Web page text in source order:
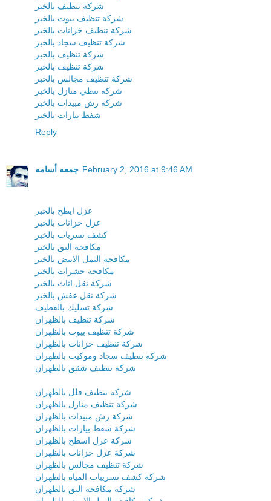
شركة تنظيف بالخبر
شركة تنظيف بيوت بالخبر
شركة تنظيف خزانات بالخبر
شركة تنظيف سجاد بالخبر
شركة تنظيف بالخبر
شركة تنظيف بالخبر
شركة تنظيف مجالس بالخبر
شركة تنظي منازل بالخبر
شركة رش مبيدات بالخبر
شفط بيارات بالخبر
Reply
جمعه أسامه February 2, 2016 at 9:46 AM
عزل ايطح بالخبر
عزل خزانات بالخبر
كشف تسربات بالخبر
مكافحة البق بالخبر
مكافحة النمل الابيض بالخبر
مكافحة حشرات بالخبر
شركة نقل اثاث بالخبر
شركة نقل عفش بالخبر
شركة تسليك بالقطيف
شركة تنظيف بالظهران
شركة تنظيف بيوت بالظهران
شركة تنظيف خزانات بالظهران
شركة تنظيف سجاد وموكيت بالظهران
شركة تنظيف شقق بالظهران
شركة تنظيف فلل بالظهران
شركة تنظيف منازل بالظهران
شركة رش مبيدات بالظهران
شركة شفط بيارات بالظهران
شركة عزل اسطح بالظهران
شركة عزل خزانات بالظهران
شركة تنظيف مجالس بالظهران
شركة كشف تسريبات المياه بالظهران
شركة مكافحة البق بالظهران